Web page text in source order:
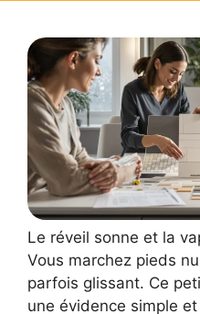
Le réveil sonne et la
Vous marchez pieds
parfois glissant. Ce
une évidence simple